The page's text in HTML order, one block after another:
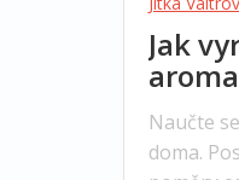
Jak
Naučte
doma.